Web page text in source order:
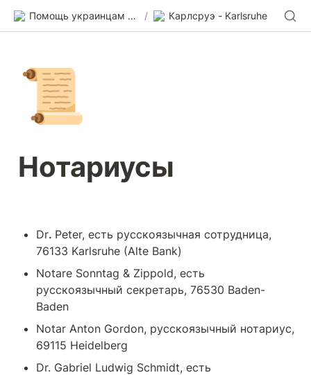
Помощь украинцам в Германии / Карлсруэ - Karlsruhe
📜
Нотариусы
Dr. Peter, есть русскоязычная сотрудница,
76133 Karlsruhe (Alte Bank)
Notare Sonntag & Zippold, есть
русскоязычный секретарь, 76530 Baden-
Baden
Notar Anton Gordon, русскоязычный нотариус,
69115 Heidelberg
Dr. Gabriel Ludwig Schmidt, есть